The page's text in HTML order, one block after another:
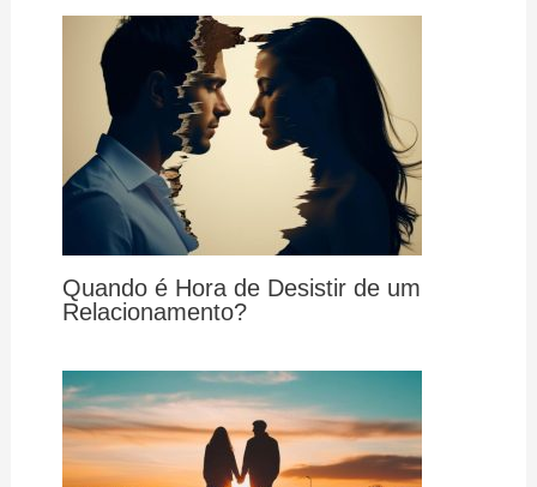
Quando é Hora de Desistir de um
Relacionamento?